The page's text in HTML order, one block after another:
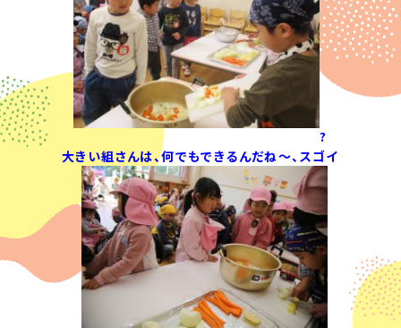
?
大きい組さんは、何でもできるんだね～、スゴイ